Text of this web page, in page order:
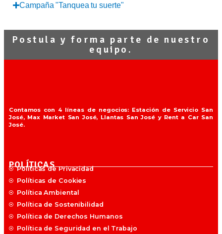
Campaña "Tanquea tu suerte"
Postula y forma parte de nuestro
equipo.
Contamos con 4 líneas de negocios: Estación de Servicio San
José, Max Market San José, Llantas San José y Rent a Car San
José.
POLÍTICAS
Políticas de Privacidad
Políticas de Cookies
Política Ambiental
Política de Sostenibilidad
Política de Derechos Humanos
Política de Seguridad en el Trabajo